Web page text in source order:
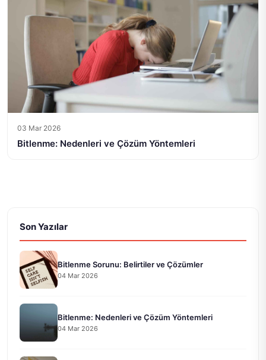
03 Mar 2026
Bitlenme: Nedenleri ve Çözüm Yöntemleri
Son Yazılar
Bitlenme Sorunu: Belirtiler ve Çözümler
04 Mar 2026
Bitlenme: Nedenleri ve Çözüm Yöntemleri
04 Mar 2026